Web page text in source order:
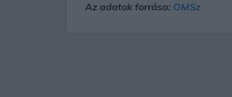
Az adatok forrása: OMSz